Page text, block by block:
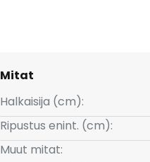
Mitat
Halkaisija (cm):
Ripustus enint. (cm):
Muut mitat: